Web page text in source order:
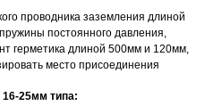
проводника заземления длиной
постоянного давления,
герметика длиной 500мм и 120мм,
место присоединения
25мм типа: